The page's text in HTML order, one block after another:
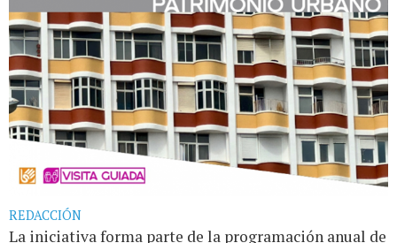
REDACCIÓN
La iniciativa forma parte de la programación anual de